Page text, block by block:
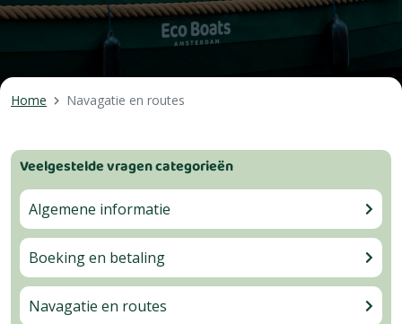
Home Navagatie en routes
Veelgestelde vragen categorieën
Algemene informatie
Boeking en betaling
Navagatie en routes